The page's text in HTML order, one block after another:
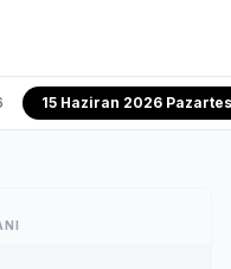
15 Haziran 2026